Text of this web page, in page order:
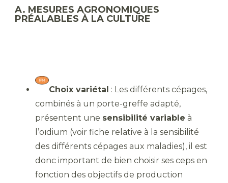
A. MESURES AGRONOMIQUES
PRÉALABLES À LA CULTURE
Choix variétal : Les différents cépages,
combinés à un porte-greffe adapté,
présentent une sensibilité variable à
l’oïdium (voir fiche relative à la sensibilité
des différents cépages aux maladies), il est
donc important de bien choisir ses ceps en
fonction des objectifs de production